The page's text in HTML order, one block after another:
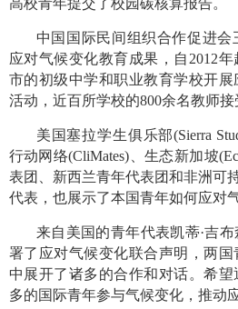
高校青年提交了校园碳核算报告。
中国国际民间组织合作促进
应对气候变化教育成果，自2012
市的初级中学和职业教育学校开
活动，近百所学校的800余名教师接
美国塞拉学生俱乐部(Sierra
行动网络(CliMates)、生态新加坡
表团、新西兰青年代表团和非洲可
代表，也展示了本国青年如何应对
来自美国的青年代表凯蒂·吉
署了应对气候变化联合声明，两
中展开了诸多的合作和对话。希
多的国际青年参与气候变化，推动